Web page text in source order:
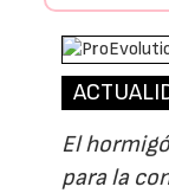
El
para la